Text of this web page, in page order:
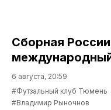
Сборная
6 августа, 20:59
#Футзальный клуб Тюмень
#Владимир Рыночнов